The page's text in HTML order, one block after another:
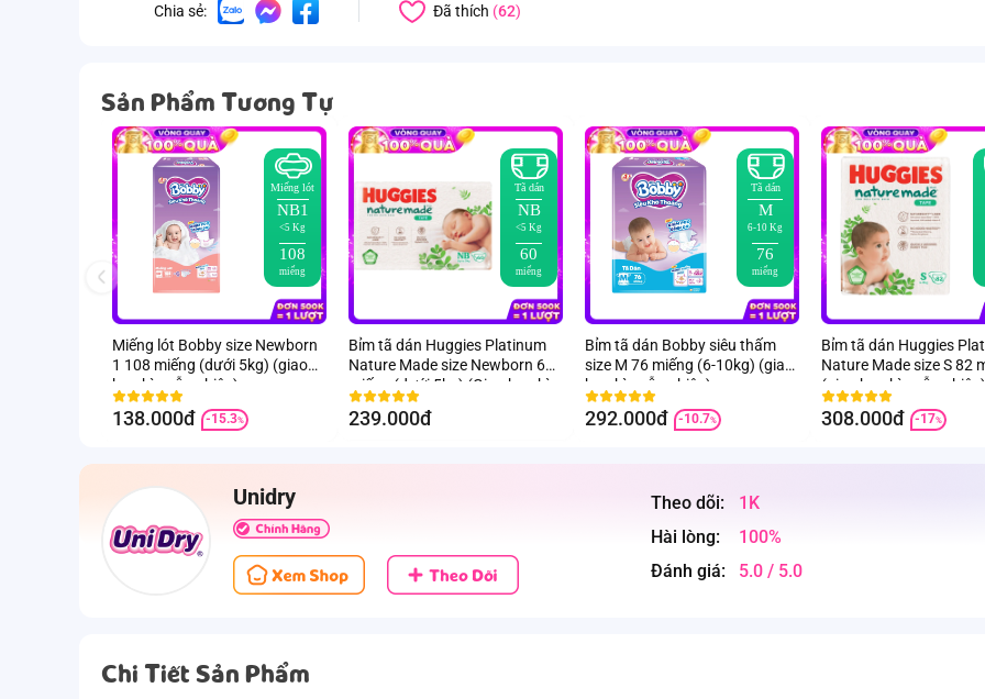
Chia sẻ: Đã thích (62)
Sản Phẩm Tương Tự
Miếng lót
NB1
<5 Kg
108
miếng
Miếng lót Bobby size Newborn
1 108 miếng (dưới 5kg) (giao
bao bì ngẫu nhiên)
138.000đ -15.3%
Tã dán
NB
<5 Kg
60
miếng
Bỉm tã dán Huggies Platinum
Nature Made size Newborn 60
miếng (dưới 5kg) (Giao bao bì
ngẫu nhiên)
239.000đ
Tã dán
M
6-10 Kg
76
miếng
Bỉm tã dán Bobby siêu thấm
size M 76 miếng (6-10kg) (giao
bao bì ngẫu nhiên)
292.000đ -10.7%
Bỉm tã dán Huggies
Nature Made size S 82
(giao bao bì ngẫu nhiên)
308.000đ -17%
Unidry Theo dõi:
1K
Hài lòng:
100%
Đánh giá:
5.0 / 5.0
Chi Tiết Sản Phẩm